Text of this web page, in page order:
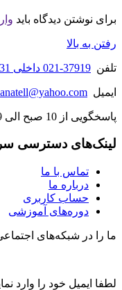
برای نوشتن دیدگاه باید
رفتن به بالا
تلفن 37919-021 داخلی 231 الی 234
ایمیل
پاسخگویی از 10 صبح الی 19
لینک‌های دسترسی
تماس با ما
درباره ما
حساب کاربری
دوره‌های آموزشی
ما را در شبکه‌های
لطفا ایمیل خود را وارد